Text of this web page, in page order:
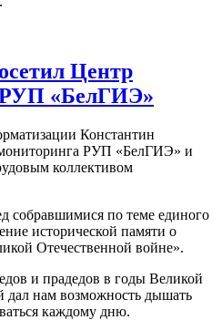
Центр
РУП «БелГИЭ»
Константин
РУП «БелГИЭ» и
коллективом
собравшимися по теме единого
исторической памяти о
Отечественной войне».
и прадедов в годы Великой
дал нам возможность дышать
каждому дню.